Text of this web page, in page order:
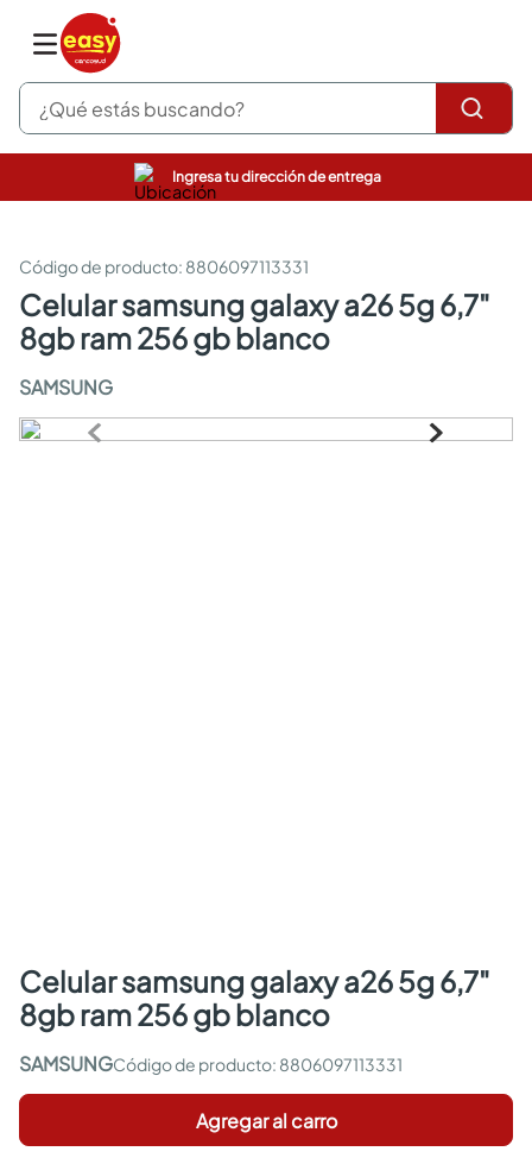
¿Qué estás buscando?
Ingresa tu dirección de entrega
: 8806097113331
celular samsung galaxy a26 5g 6,7"
8gb ram 256 gb blanco
SAMSUNG
celular samsung galaxy a26 5g 6,7"
8gb ram 256 gb blanco
SAMSUNG : 8806097113331
Agregar al carro
pinturas
sanitarios
comedor
escritorio
pisos
armarios closet
comedores
neveras